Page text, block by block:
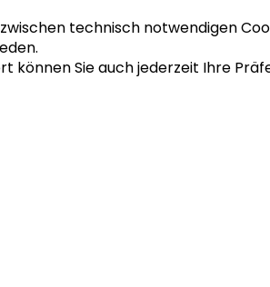
und
für Politische
technisch notwendigen
können Sie auch jederzeit Ihre